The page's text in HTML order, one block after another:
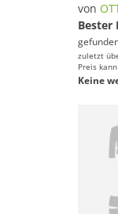
von
Bester
zuletzt
Preis
Keine